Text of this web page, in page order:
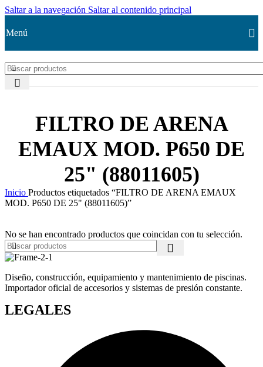
Saltar a la navegación Saltar al contenido principal
Menú
FILTRO DE ARENA
EMAUX MOD. P650 DE
25" (88011605)
Inicio Productos etiquetados “FILTRO DE ARENA EMAUX
MOD. P650 DE 25" (88011605)”
No se han encontrado productos que coincidan con tu selección.
Diseño, construcción, equipamiento y mantenimiento de piscinas.
Importador oficial de accesorios y sistemas de presión constante.
LEGALES